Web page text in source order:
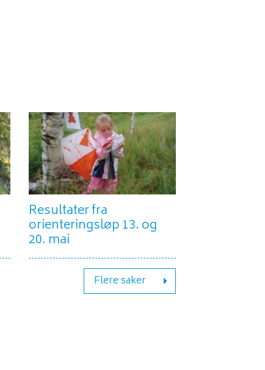
Resultater fra
orienteringsløp 13. og
20. mai
Flere saker